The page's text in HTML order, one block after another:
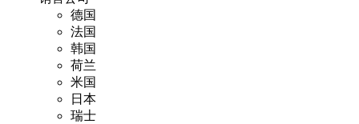
德国
法国
韩国
荷兰
米国
日本
瑞士